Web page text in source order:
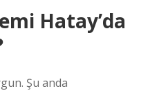
Hatay’da
Şu anda